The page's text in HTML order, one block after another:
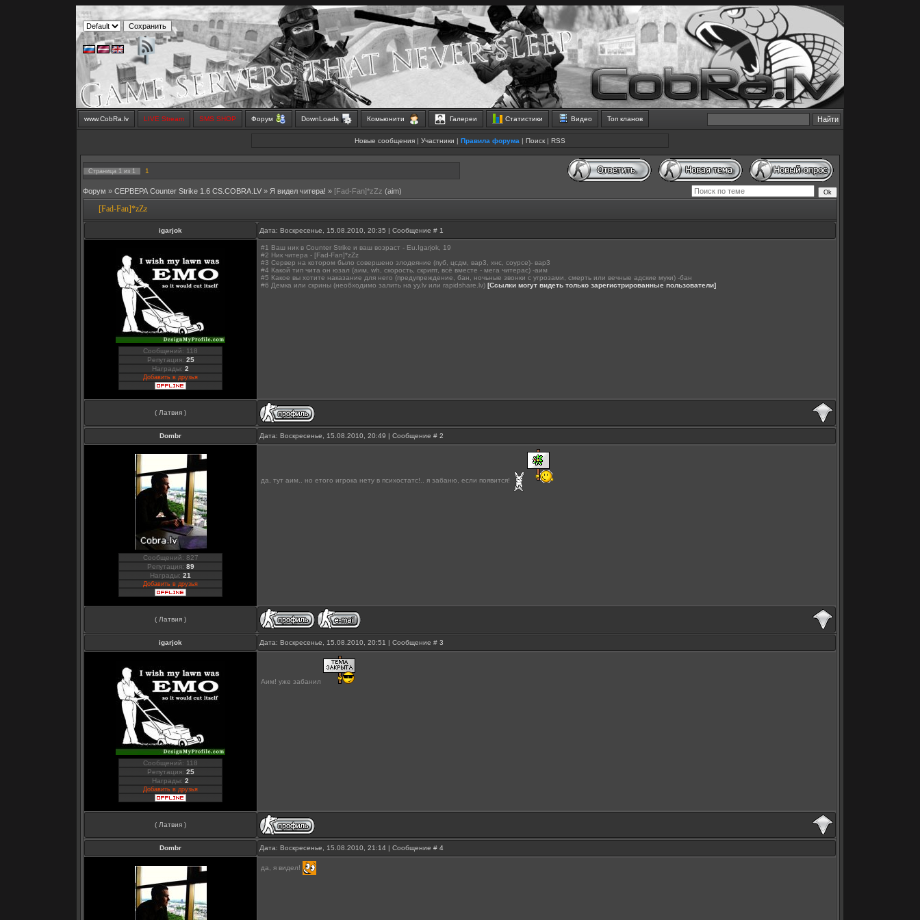
www.CobRa.lv LIVE Stream SMS SHOP Форум DownLoads Комьюнити Галереи Статистики Видео Топ кланов
Новые сообщения | Участники | Правила форума | Поиск | RSS
Страница 1 из 1 1
Форум » СЕРВЕРА Counter Strike 1.6 CS.COBRA.LV » Я видел читера! » [Fad-Fan]*zZz (aim)
[Fad-Fan]*zZz
igarjok Дата: Воскресенье, 15.08.2010, 20:35 | Сообщение # 1
Сообщений: 118
Репутация: 25
Награды: 2
Добавить в друзья
#1 Ваш ник в Counter Strike и ваш возраст - Eu.Igarjok, 19
#2 Ник читера - [Fad-Fan]*zZz
#3 Сервер на котором было совершено злодеяние (пуб, цсдм, вар3, хнс, соурсе)- вар3
#4 Какой тип чита он юзал (аим, wh, скорость, скрипт, всё вместе - мега читерас) -аим
#5 Какое вы хотите наказание для него (предупреждение, бан, ночьные звонки с угрозами, смерть или вечные адские муки) -бан
#6 Демка или скрины (необходимо залить на yy.lv или rapidshare.lv) [Ссылки могут видеть только зарегистрированные пользователи]
( Латвия )
Dombr Дата: Воскресенье, 15.08.2010, 20:49 | Сообщение # 2
Сообщений: 827
Репутация: 89
Награды: 21
Добавить в друзья
да, тут аим.. но етого игрока нету в психостатс!.. я забаню, если появится!
( Латвия )
igarjok Дата: Воскресенье, 15.08.2010, 20:51 | Сообщение # 3
Сообщений: 118
Репутация: 25
Награды: 2
Добавить в друзья
Аим! уже забанил
( Латвия )
Dombr Дата: Воскресенье, 15.08.2010, 21:14 | Сообщение # 4
да, я видел!